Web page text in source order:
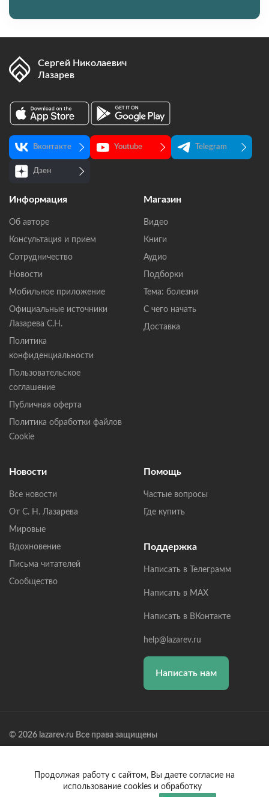
Сергей Николаевич
Лазарев
Вконтакте Youtube Telegram
Дзен
Информация
Об авторе
Консультация и прием
Сотрудничество
Новости
Мобильное приложение
Официальные источники
Лазарева С.Н.
Политика
конфиденциальности
Пользовательское
соглашение
Публичная оферта
Политика обработки файлов
Cookie
Магазин
Видео
Книги
Аудио
Подборки
Тема: болезни
С чего начать
Доставка
Новости
Все новости
От С. Н. Лазарева
Мировые
Вдохновение
Письма читателей
Сообщество
Помощь
Частые вопросы
Где купить
Поддержка
Написать в Телеграмм
Написать в MAX
Написать в ВКонтакте
help@lazarev.ru
Написать нам
© 2026 lazarev.ru Все права защищены
Банк: ОАО "АЛЬФА-БАНК" БИК: 044525593, К/С:
30101810200000000593
Продолжая работу с сайтом, Вы даете согласие на
использование cookies и обработку